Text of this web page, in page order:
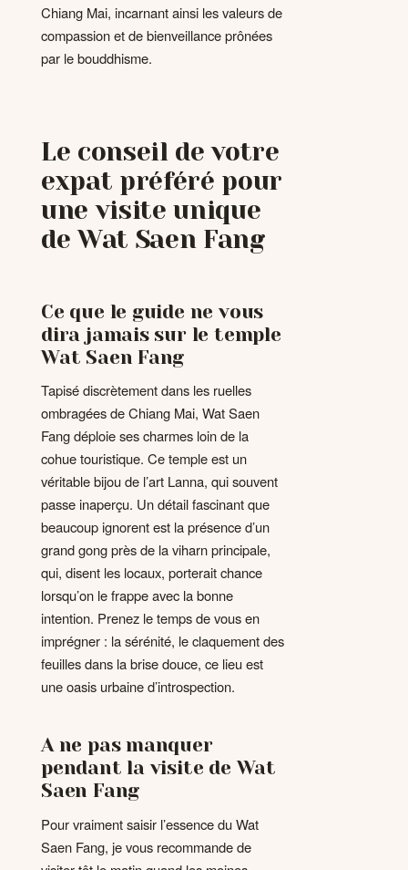
Chiang Mai, incarnant ainsi les valeurs de
compassion et de bienveillance prônées
par le bouddhisme.
Le conseil de votre
expat préféré pour
une visite unique
de Wat Saen Fang
Ce que le guide ne vous
dira jamais sur le temple
Wat Saen Fang
Tapisé discrètement dans les ruelles
ombragées de Chiang Mai, Wat Saen
Fang déploie ses charmes loin de la
cohue touristique. Ce temple est un
véritable bijou de l’art Lanna, qui souvent
passe inaperçu. Un détail fascinant que
beaucoup ignorent est la présence d’un
grand gong près de la viharn principale,
qui, disent les locaux, porterait chance
lorsqu’on le frappe avec la bonne
intention. Prenez le temps de vous en
imprégner : la sérénité, le claquement des
feuilles dans la brise douce, ce lieu est
une oasis urbaine d’introspection.
A ne pas manquer
pendant la visite de Wat
Saen Fang
Pour vraiment saisir l’essence du Wat
Saen Fang, je vous recommande de